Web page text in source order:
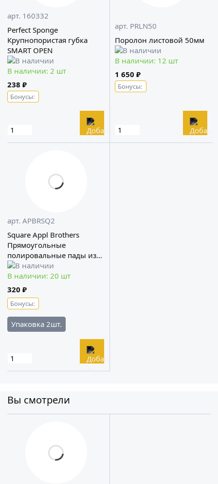
арт. 160332
Perfect Sponge
Крупнопористая губка
SMART OPEN
В наличии: 2 шт
238 ₽
Бонусы:
арт. PRLN50
Поролон листовой 50мм
В наличии: 12 шт
1 650 ₽
Бонусы:
арт. APBRSQ2
Square Appl Brothers
Прямоугольные
полировальные пады из
микрофиры Buff Brothers
В наличии: 20 шт
320 ₽
Бонусы:
Упаковка 2шт.
Вы смотрели